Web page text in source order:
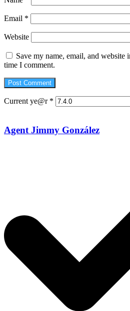
Email *
Website
Save my name, email, and website
time I comment.
Current ye@r *
Agent Jimmy González